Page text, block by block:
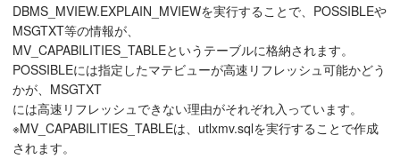
DBMS_MVIEW.EXPLAIN_MVIEWを実行することで、POSSIBLEや
MSGTXT等の情報が、
MV_CAPABILITIES_TABLEというテーブルに格納されます。
POSSIBLEには指定したマテビューが高速リフレッシュ可能かどう
かが、MSGTXT
には高速リフレッシュできない理由がそれぞれ入っています。
※MV_CAPABILITIES_TABLEは、utlxmv.sqlを実行することで作成
されます。